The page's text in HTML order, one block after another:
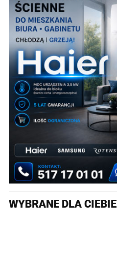
WYBRANE DLA CIEBIE